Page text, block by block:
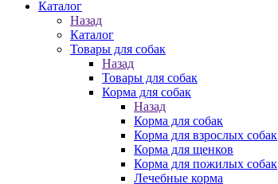
Каталог
Назад
Каталог
Товары для собак
Назад
Товары для собак
Корма для собак
Назад
Корма для собак
Корма для взрослых собак
Корма для щенков
Корма для пожилых собак
Лечебные корма